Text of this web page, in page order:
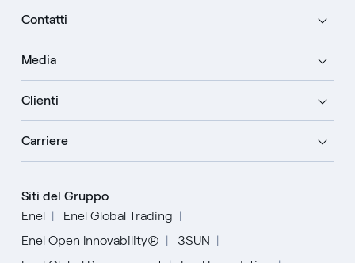
Contatti
Media
Clienti
Carriere
Siti del Gruppo
Enel
Enel Global Trading
Enel Open Innovability®
3SUN